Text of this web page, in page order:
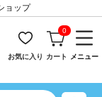
ョップ
お気に入り
0
カート メニュー